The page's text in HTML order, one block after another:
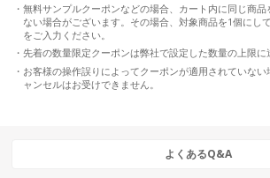
無料サンプルクーポンなどの場合、カート内に同じ商品
ない場合がございます。その場合、対象商品を1個にし
をご入力ください。
先着の数量限定クーポンは弊社で設定した数量の上限に
お客様の操作誤りによってクーポンが適用されていな
ャンセルはお受けできません。
よくあるQ&A